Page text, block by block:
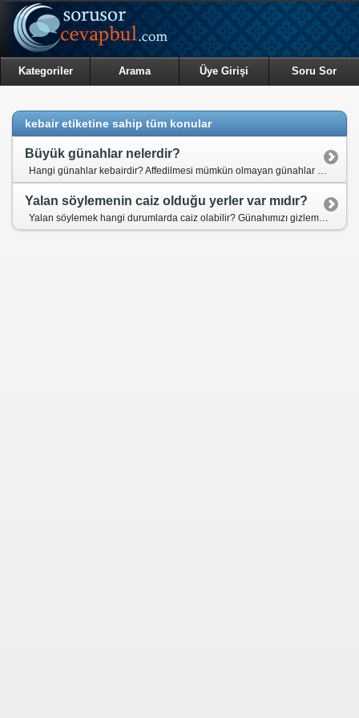
Kategoriler Arama Üye Girişi Soru Sor
kebair etiketine sahip tüm konular
Büyük günahlar nelerdir?
Hangi günahlar kebairdir? Affedilmesi mümkün olmayan günahlar var mıdır?
Yalan söylemenin caiz olduğu yerler var mıdır?